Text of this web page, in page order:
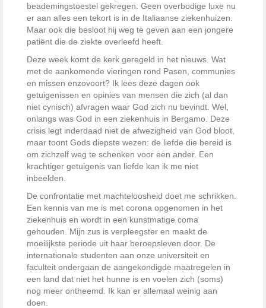
beademingstoestel gekregen. Geen overbodige luxe nu
er aan alles een tekort is in de Italiaanse ziekenhuizen.
Maar ook die besloot hij weg te geven aan een jongere
patiënt die de ziekte overleefd heeft.
Deze week komt de kerk geregeld in het nieuws. Wat
met de aankomende vieringen rond Pasen, communies
en missen enzovoort? Ik lees deze dagen ook
getuigenissen en opinies van mensen die zich (al dan
niet cynisch) afvragen waar God zich nu bevindt. Wel,
onlangs was God in een ziekenhuis in Bergamo. Deze
crisis legt inderdaad niet de afwezigheid van God bloot,
maar toont Gods diepste wezen: de liefde die bereid is
om zichzelf weg te schenken voor een ander. Een
krachtiger getuigenis van liefde kan ik me niet
inbeelden.
De confrontatie met machteloosheid doet me schrikken.
Een kennis van me is met corona opgenomen in het
ziekenhuis en wordt in een kunstmatige coma
gehouden. Mijn zus is verpleegster en maakt de
moeilijkste periode uit haar beroepsleven door. De
internationale studenten aan onze universiteit en
faculteit ondergaan de aangekondigde maatregelen in
een land dat niet het hunne is en voelen zich (soms)
nog meer ontheemd. Ik kan er allemaal weinig aan
doen.